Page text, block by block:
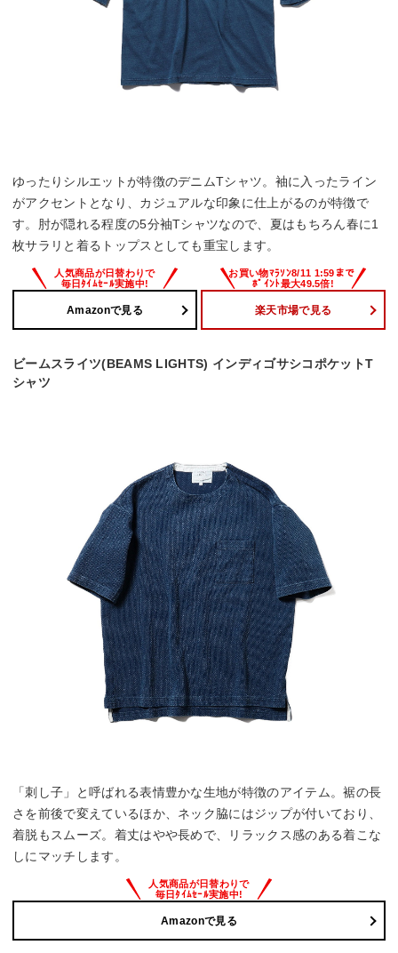
ゆったりシルエットが特徴のデニムTシャツ。袖に入ったライン
がアクセントとなり、カジュアルな印象に仕上がるのが特徴で
す。肘が隠れる程度の5分袖Tシャツなので、夏はもちろん春に1
枚サラリと着るトップスとしても重宝します。
Amazonで見る 楽天市場で見る
ビームスライツ(BEAMS LIGHTS) インディゴサシコポケットT
シャツ
「刺し子」と呼ばれる表情豊かな生地が特徴のアイテム。裾の長
さを前後で変えているほか、ネック脇にはジップが付いており、
着脱もスムーズ。着丈はやや長めで、リラックス感のある着こな
しにマッチします。
Amazonで見る